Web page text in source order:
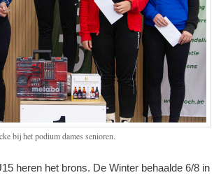
bij het podium dames senioren.
heren het brons. De Winter behaalde 6/8 in